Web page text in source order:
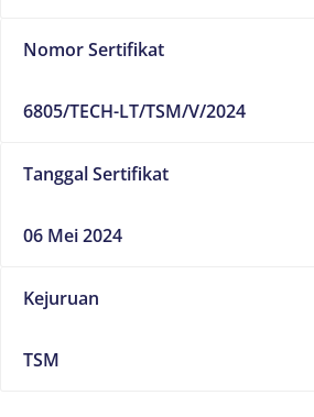
Nomor Sertifikat
6805/TECH-LT/TSM/V/2024
Tanggal Sertifikat
06 Mei 2024
Kejuruan
TSM